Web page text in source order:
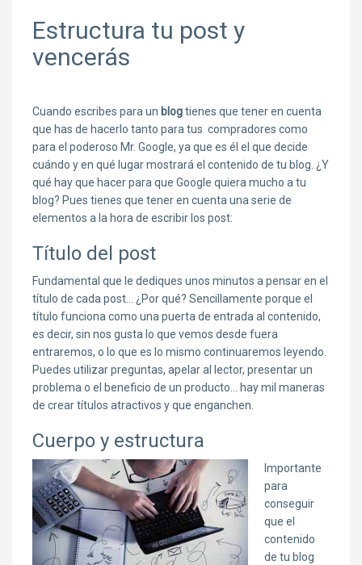
Estructura tu post y
vencerás
Cuando escribes para un blogtienes que tener en cuenta
que has de hacerlo tanto para tus compradores como
para el poderoso Mr. Google, ya que es él el que decide
cuándo y en qué lugar mostrará el contenido de tu blog. ¿Y
qué hay que hacer para que Google quiera mucho a tu
blog? Pues tienes que tener en cuenta una serie de
elementos a la hora de escribir los post:
Título del post
Fundamental que le dediques unos minutos a pensar en el
título de cada post… ¿Por qué? Sencillamente porque el
título funciona como una puerta de entrada al contenido,
es decir, sin nos gusta lo que vemos desde fuera
entraremos, o lo que es lo mismo continuaremos leyendo.
Puedes utilizar preguntas, apelar al lector, presentar un
problema o el beneficio de un producto… hay mil maneras
de crear títulos atractivos y que enganchen.
Cuerpo y estructura
Importante
para
conseguir
que el
contenido
de tu blog